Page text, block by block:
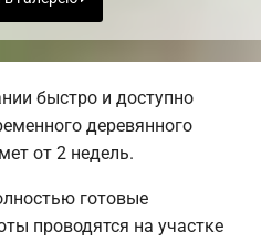
быстро и доступно
деревянного
от 2 недель.
готовые
проводятся на участке